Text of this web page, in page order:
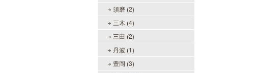
須磨 (2)
三木 (4)
三田 (2)
丹波 (1)
豊岡 (3)